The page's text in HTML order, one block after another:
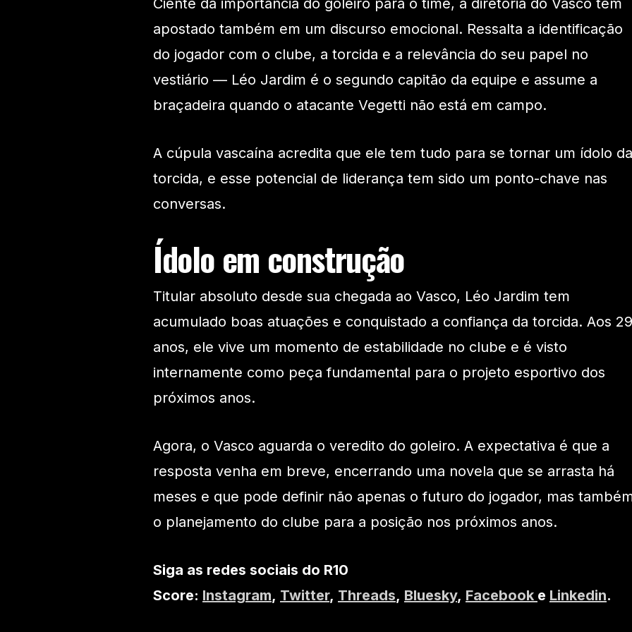
Ciente da importância do goleiro para o time, a diretoria do Vasco tem
apostado também em um discurso emocional. Ressalta a identificação
do jogador com o clube, a torcida e a relevância do seu papel no
vestiário — Léo Jardim é o segundo capitão da equipe e assume a
braçadeira quando o atacante Vegetti não está em campo.
A cúpula vascaína acredita que ele tem tudo para se tornar um ídolo da
torcida, e esse potencial de liderança tem sido um ponto-chave nas
conversas.
Ídolo em construção
Titular absoluto desde sua chegada ao Vasco, Léo Jardim tem
acumulado boas atuações e conquistado a confiança da torcida. Aos 29
anos, ele vive um momento de estabilidade no clube e é visto
internamente como peça fundamental para o projeto esportivo dos
próximos anos.
Agora, o Vasco aguarda o veredito do goleiro. A expectativa é que a
resposta venha em breve, encerrando uma novela que se arrasta há
meses e que pode definir não apenas o futuro do jogador, mas
o planejamento do clube para a posição nos próximos anos.
Siga as redes sociais do R10
Score: Instagram, Twitter, Threads, Bluesky, Facebook e Linkedin.